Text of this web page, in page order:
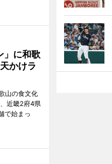
」に和歌
かけラ
山の食文化
近畿2府4県
で始まっ